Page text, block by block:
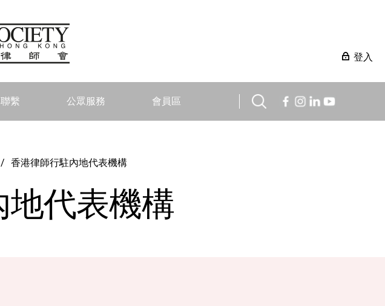
登入
繫 公眾服務 會員區
香港律師行駐內地代表機構
代表機構